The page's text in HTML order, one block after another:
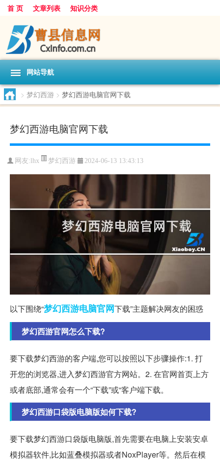
首 页 文章列表 知识分类
网站导航
> 梦幻西游 > 梦幻西游电脑官网下载
梦幻西游电脑官网下载
网友: lhx 梦幻西游 2024-06-13 13:43:13
以下围绕“梦幻西游电脑官网下载”主题解决网友的困惑
梦幻西游官网怎么下载?
要下载梦幻西游的客户端,您可以按照以下步骤操作:1. 打
开您的浏览器,进入梦幻西游官方网站。2. 在官网首页上方
或者底部,通常会有一个“下载”或“客户端下载。
梦幻西游口袋版电脑版如何下载?
要下载梦幻西游口袋版电脑版,首先需要在电脑上安装安卓
模拟器软件,比如蓝叠模拟器或者NoxPlayer等。然后在模